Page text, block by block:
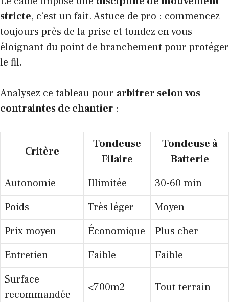
stricte, c’est un fait. Astuce de pro : commencez
toujours près de la prise et tondez en vous
éloignant du point de branchement pour protéger
le fil.
Analysez ce tableau pour arbitrer selon vos
contraintes de chantier :
Critère
Tondeuse
Filaire
Tondeuse à
Batterie
Autonomie
Illimitée
30-60 min
Poids
Très léger
Moyen
Prix moyen
Économique
Plus cher
Entretien
Faible
Faible
Surface
recommandée
<700m2 Tout terrain